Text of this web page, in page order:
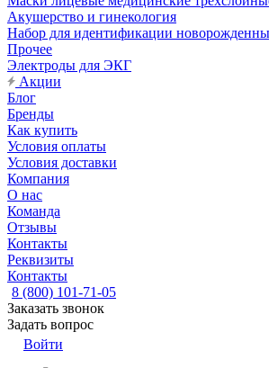
Акушерство и гинекология
Набор для идентификации
Прочее
Электроды для ЭКГ
Акции
Блог
Бренды
Как купить
Условия оплаты
Условия доставки
Компания
О нас
Команда
Отзывы
Контакты
Реквизиты
Контакты
8 (800) 101-71-05
Заказать звонок
Задать вопрос
Войти